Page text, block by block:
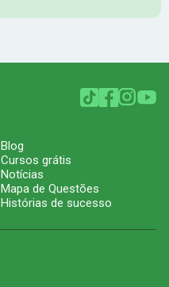
Blog
Cursos grátis
Notícias
Mapa de Questões
Histórias de sucesso